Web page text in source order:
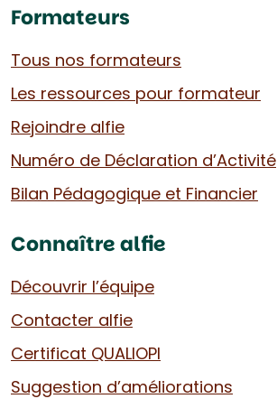
Formateurs
Tous nos formateurs
Les ressources pour formateur
Rejoindre alfie
Numéro de Déclaration d’Activité
Bilan Pédagogique et Financier
Connaître alfie
Découvrir l’équipe
Contacter alfie
Certificat QUALIOPI
Suggestion d’améliorations